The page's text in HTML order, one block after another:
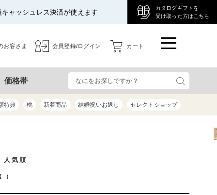
キャッシュレス決済が使えます
カタログギフトを
受け取った方はこちら
お客さま 会員登録/ログイン カート
価格帯
特典 桃 新着商品 結婚祝いお返し セレクトショップ
人気順
）